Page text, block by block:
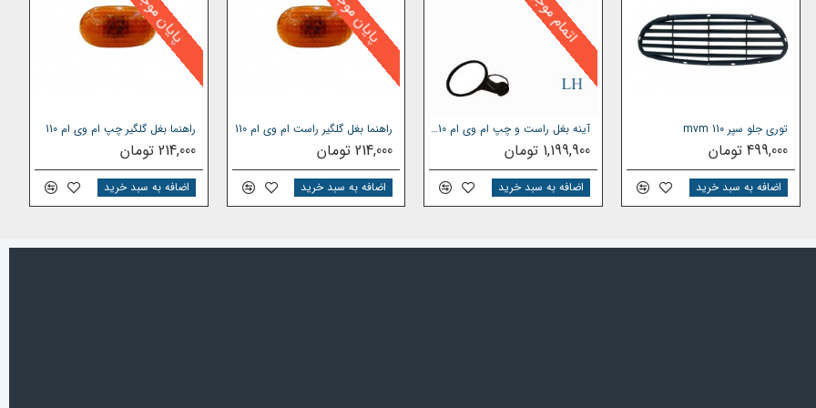
خودرو ، محصولات وارداتی خود را از کارخانجات معتبر و طبق استانداردهای بین
ام وی ام مدل 110
مراجعه نمایید یا از قسمت جستجو، قطعه
توری جلو سپر mvm 110
499,000 تومان
اضافه به سبد خرید
آینه بغل راست و چپ ام وی ام 110 پایه فلزی
1,199,900 تومان
اضافه به سبد خرید
راهنما بغل گلگیر راست ام وی ام 110
214,000 تومان
اضافه به سبد خرید
راهنما بغل گلگیر چپ ام وی ام 110
214,000 تومان
اضافه به سبد خرید